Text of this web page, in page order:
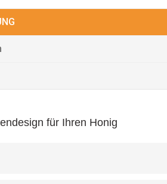
für Ihren Honig